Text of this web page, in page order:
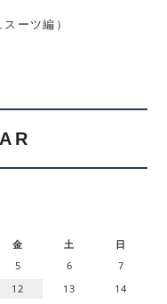
ーツ編）
金 土 日
5 6
7
12 13
14